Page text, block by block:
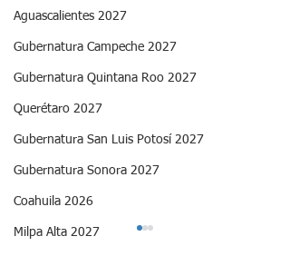
Aguascalientes 2027
Gubernatura Campeche 2027
Gubernatura Quintana Roo 2027
Querétaro 2027
Gubernatura San Luis Potosí 2027
Gubernatura Sonora 2027
Coahuila 2026
Milpa Alta 2027